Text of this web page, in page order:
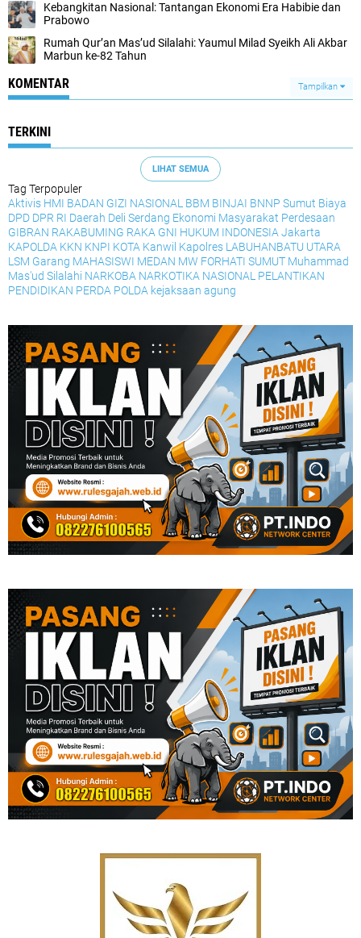
Kebangkitan Nasional: Tantangan Ekonomi Era Habibie dan
Prabowo
Rumah Qur’an Mas’ud Silalahi: Yaumul Milad Syeikh Ali Akbar
Marbun ke-82 Tahun
KOMENTAR Tampilkan
TERKINI
LIHAT SEMUA
Tag Terpopuler
Aktivis HMI BADAN GIZI NASIONAL BBM BINJAI BNNP Sumut Biaya
DPD DPR RI Daerah Deli Serdang Ekonomi Masyarakat Perdesaan
GIBRAN RAKABUMING RAKA GNI HUKUM INDONESIA Jakarta
KAPOLDA KKN KNPI KOTA Kanwil Kapolres LABUHANBATU UTARA
LSM Garang MAHASISWI MEDAN MW FORHATI SUMUT Muhammad
Mas'ud Silalahi NARKOBA NARKOTIKA NASIONAL PELANTIKAN
PENDIDIKAN PERDA POLDA kejaksaan agung